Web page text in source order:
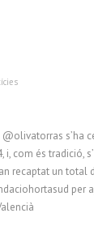
s’ha
com és tradició,
recaptat un total
per